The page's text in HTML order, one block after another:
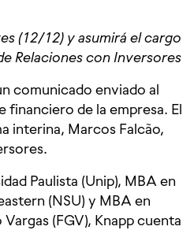
(12/12) y asumirá el cargo
Relaciones con Inversores
comunicado enviado al
financiero de la empresa. El
interina, Marcos Falcão,
Paulista (Unip), MBA en
(NSU) y MBA en
(FGV), Knapp cuenta